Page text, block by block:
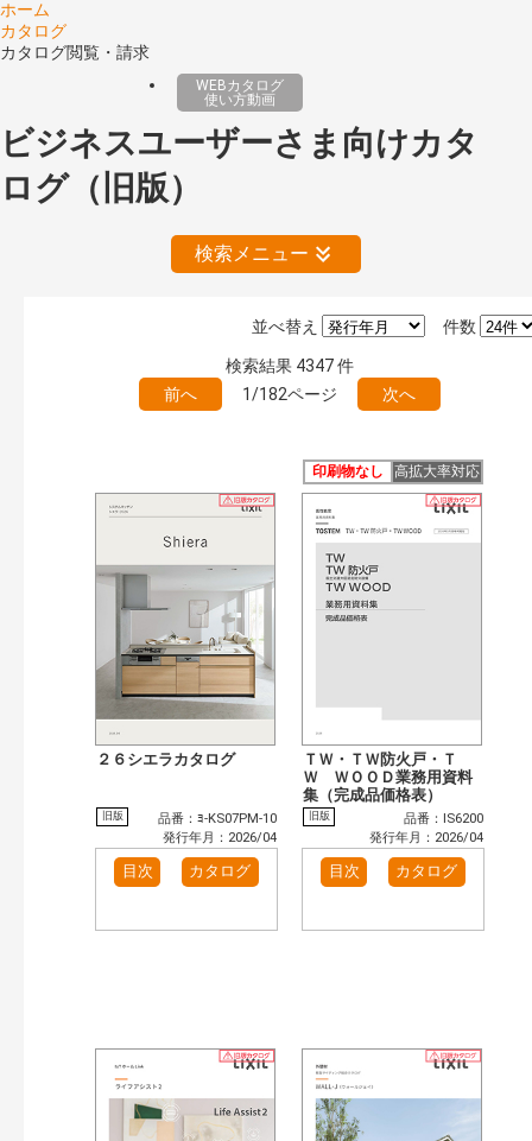
ホーム
カタログ
カタログ閲覧・請求
WEBカタログ
使い方動画
ビジネスユーザーさま向けカタ
ログ（旧版）
検索メニュー
旧版（WEBカタログ）
キーワード検索（あいまい）
目次も検索 検 索
おすすめハッシュタグ
まずはここから（5）
施工イメージ・アイデア集（32）
リフォームおすすめ（27）
窓・シャッター（791）
インテリア建材（377）
インテリアファブリック（15）
エクステリア（889）
水まわり（47）
キッチン（446）
浴室（554）
洗面化粧室（262）
小型電気温水器（83）
水栓金具（186）
太陽光発電・屋根・外壁（78）
高性能住宅工法（18）
ビル・マンション・店舗（283）
各種施設用設備機器（73）
その他（127）
件数
並べ替え
検索結果 4347件
前へ
1/182ページ 次へ
２６シエラカタログ
旧版
品番：ﾖ-KS07PM-10
発行年月：2026/04
目次 カタログ
印刷物なし 高拡大率対応
ＴＷ・ＴＷ防火戸・Ｔ
Ｗ ＷＯＯＤ業務用資料
集（完成品価格表）
旧版
品番：IS6200
発行年月：2026/04
目次 カタログ